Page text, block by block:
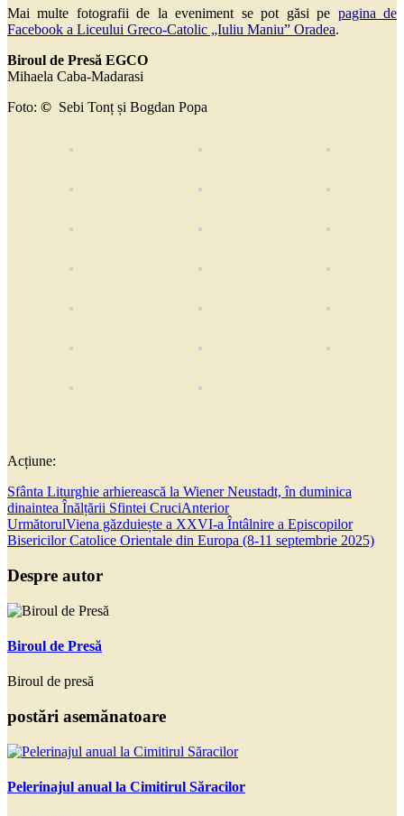
Mai multe fotografii de la eveniment se pot găsi pe pagina de
Facebook a Liceului Greco-Catolic „Iuliu Maniu” Oradea.
Biroul de Presă EGCO
Mihaela Caba-Madarasi
Foto: © Sebi Tonț și Bogdan Popa
Acțiune:
Sfânta Liturghie arhierească la Wiener Neustadt, în duminica
dinaintea Înălțării Sfintei CruciAnterior
UrmătorulViena găzduiește a XXVI-a Întâlnire a Episcopilor
Bisericilor Catolice Orientale din Europa (8-11 septembrie 2025)
Despre autor
Biroul de Presă
Biroul de presă
postări asemănatoare
Pelerinajul anual la Cimitirul Săracilor